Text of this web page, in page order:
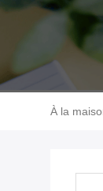
À la